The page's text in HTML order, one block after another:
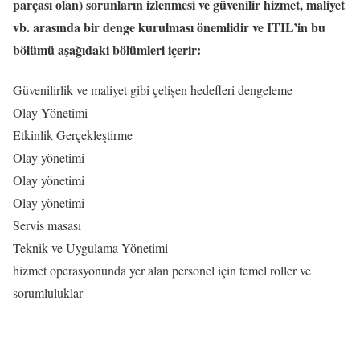
parçası olan) sorunların izlenmesi ve güvenilir hizmet, maliyet
vb. arasında bir denge kurulması önemlidir ve ITIL’in bu
bölümü aşağıdaki bölümleri içerir:
Güvenilirlik ve maliyet gibi çelişen hedefleri dengeleme
Olay Yönetimi
Etkinlik Gerçekleştirme
Olay yönetimi
Olay yönetimi
Olay yönetimi
Servis masası
Teknik ve Uygulama Yönetimi
hizmet operasyonunda yer alan personel için temel roller ve
sorumluluklar